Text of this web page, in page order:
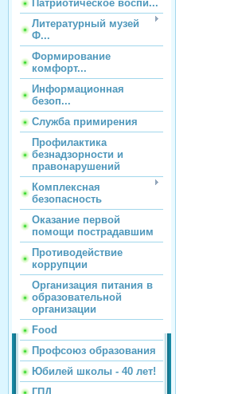
Патриотическое воспи...
Литературный музей
Ф...
Формирование
комфорт...
Информационная
безоп...
Служба примирения
Профилактика
безнадзорности и
правонарушений
Комплексная
безопасность
Оказание первой
помощи пострадавшим
Противодействие
коррупции
Организация питания в
образовательной
организации
Food
Профсоюз образования
Юбилей школы - 40 лет!